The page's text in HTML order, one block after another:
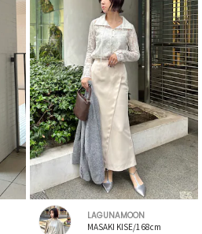
LAGUNAMOON
MASAKI KISE/168cm